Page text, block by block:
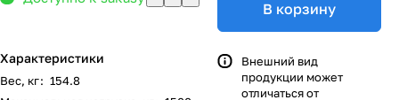
Характеристики
Вес, кг: 154.8
В корзину
Внешний вид
продукции может
отличаться от